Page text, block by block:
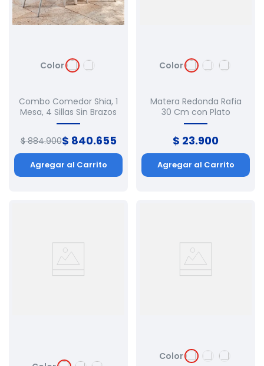
Color
Combo Comedor Shia, 1
Mesa, 4 Sillas Sin Brazos
$ 884.900$ 840.655
Agregar al Carrito
Color
Matera Redonda Rafia
30 Cm con Plato
$ 23.900
Agregar al Carrito
Color